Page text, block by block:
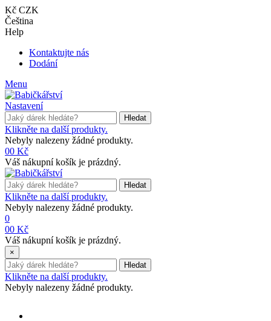
Kč CZK
Čeština
Help
Kontaktujte nás
Dodání
Menu
Nastavení
Hledat
Klikněte na další produkty.
Nebyly nalezeny žádné produkty.
00 Kč
Váš nákupní košík je prázdný.
Hledat
Klikněte na další produkty.
Nebyly nalezeny žádné produkty.
0
00 Kč
Váš nákupní košík je prázdný.
×
Hledat
Klikněte na další produkty.
Nebyly nalezeny žádné produkty.